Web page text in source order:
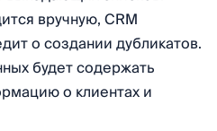
вручную, CRM
о создании дубликатов.
будет содержать
о клиентах и